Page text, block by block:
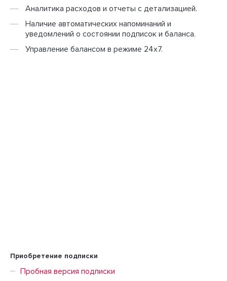
Аналитика расходов и отчеты с детализацией.
Наличие автоматических напоминаний и
уведомлений о состоянии подписок и баланса.
Управление балансом в режиме 24x7.
Приобретение подписки
Пробная версия подписки